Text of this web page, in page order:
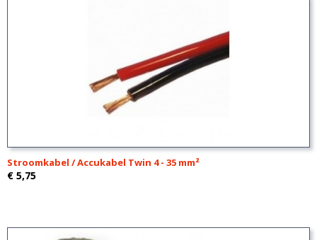
Stroomkabel / Accukabel Twin 4 - 35 mm²
€ 5,75